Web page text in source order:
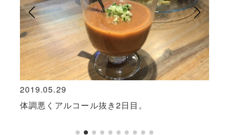
2019.05.29
体調悪くアルコール抜き2日目。